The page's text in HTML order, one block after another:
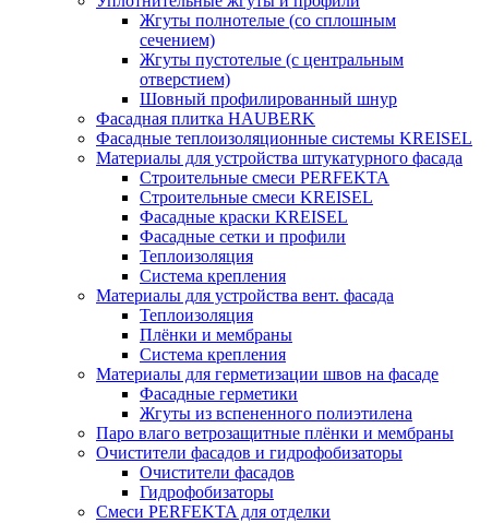
Жгуты полнотелые (со сплошным
сечением)
Жгуты пустотелые (с центральным
отверстием)
Шовный профилированный шнур
Фасадная плитка HAUBERK
Фасадные теплоизоляционные системы KREISEL
Материалы для устройства штукатурного фасада
Строительные смеси PERFEKTA
Строительные смеси KREISEL
Фасадные краски KREISEL
Фасадные сетки и профили
Теплоизоляция
Система крепления
Материалы для устройства вент. фасада
Теплоизоляция
Плёнки и мембраны
Система крепления
Материалы для герметизации швов на фасаде
Фасадные герметики
Жгуты из вспененного полиэтилена
Паро влаго ветрозащитные плёнки и мембраны
Очистители фасадов и гидрофобизаторы
Очистители фасадов
Гидрофобизаторы
Смеси PERFEKTA для отделки